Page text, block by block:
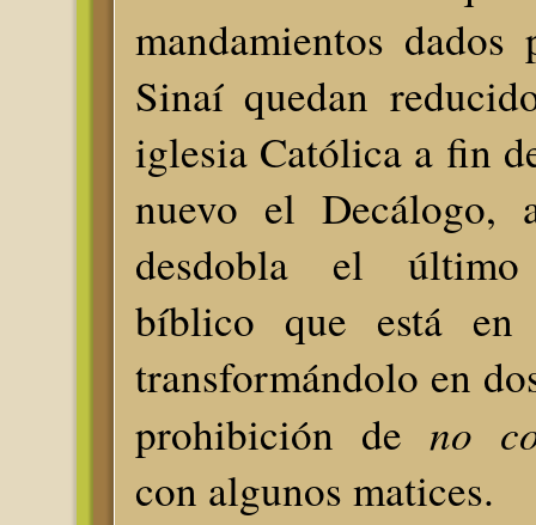
mandamientos
Sinaí quedan
iglesia Católica a fin
nuevo el Decálogo,
desdobla el último
bíblico que está en
transformándolo en
prohibición de no
con algunos matices.